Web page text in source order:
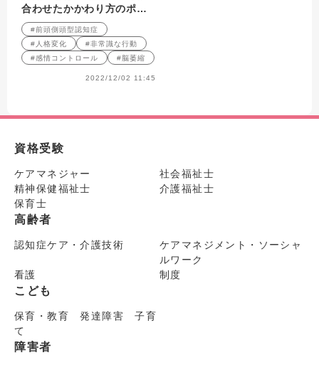
合わせたかかわり方のポイ
ント 第4回
#前頭側頭型認知症
#人格変化
#非常識な行動
#感情コントロール
#脳萎縮
2022/12/02 11:45
資格受験
ケアマネジャー
社会福祉士
精神保健福祉士
介護福祉士
保育士
高齢者
認知症ケア・介護技術
ケアマネジメント・ソーシャ
ルワーク
看護
制度
こども
保育・教育 発達障害 子育
て
障害者